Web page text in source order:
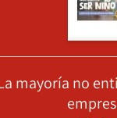
mayoría no